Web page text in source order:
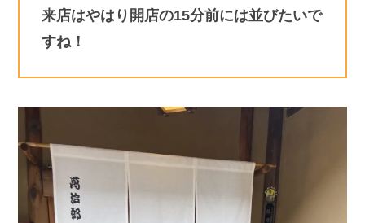
来店はやはり開店の15分前には並びたいで
すね！